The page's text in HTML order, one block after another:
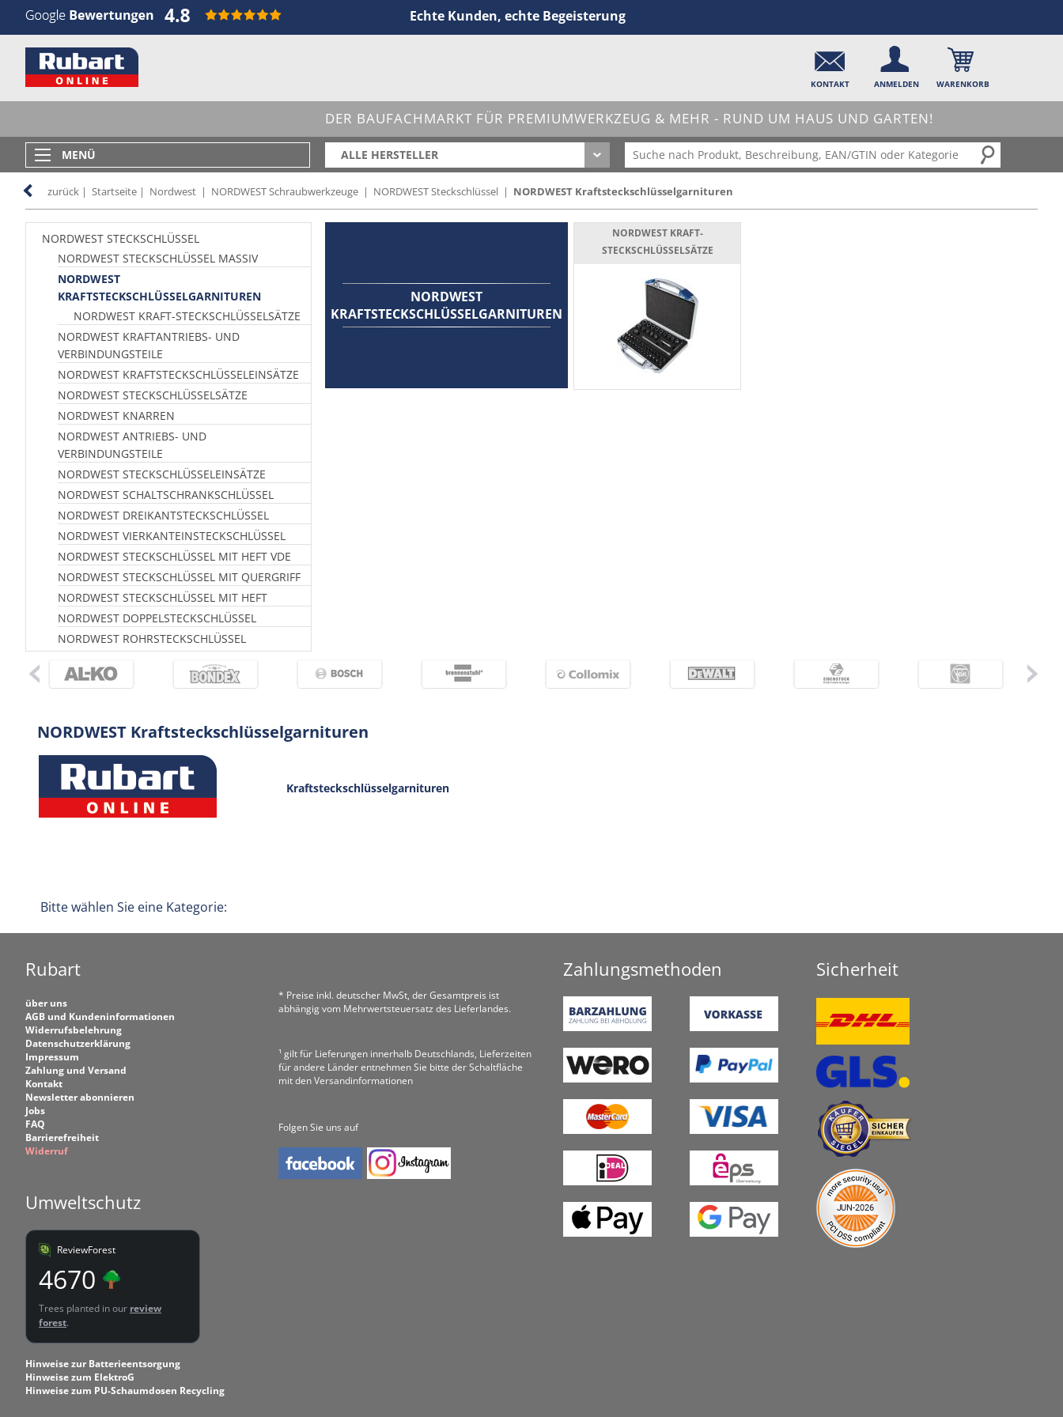
Echte Kunden, echte Begeisterung
KONTAKT ANMELDEN WARENKORB
DER BAUFACHMARKT FÜR PREMIUMWERKZEUG & MEHR - RUND UM HAUS UND GARTEN!
MENÜ ALLE HERSTELLER
zurück | Startseite | Nordwest | NORDWEST Schraubwerkzeuge | NORDWEST Steckschlüssel | NORDWEST Kraftsteckschlüsselgarnituren
NORDWEST STECKSCHLÜSSEL
NORDWEST STECKSCHLÜSSEL MASSIV
NORDWEST
KRAFTSTECKSCHLÜSSELGARNITUREN
NORDWEST KRAFT-STECKSCHLÜSSELSÄTZE
NORDWEST KRAFTANTRIEBS- UND
VERBINDUNGSTEILE
NORDWEST KRAFTSTECKSCHLÜSSELEINSÄTZE
NORDWEST STECKSCHLÜSSELSÄTZE
NORDWEST KNARREN
NORDWEST ANTRIEBS- UND
VERBINDUNGSTEILE
NORDWEST STECKSCHLÜSSELEINSÄTZE
NORDWEST SCHALTSCHRANKSCHLÜSSEL
NORDWEST DREIKANTSTECKSCHLÜSSEL
NORDWEST VIERKANTEINSTECKSCHLÜSSEL
NORDWEST STECKSCHLÜSSEL MIT HEFT VDE
NORDWEST STECKSCHLÜSSEL MIT QUERGRIFF
NORDWEST STECKSCHLÜSSEL MIT HEFT
NORDWEST DOPPELSTECKSCHLÜSSEL
NORDWEST ROHRSTECKSCHLÜSSEL
NORDWEST
KRAFTSTECKSCHLÜSSELGARNITUREN
NORDWEST KRAFT-
STECKSCHLÜSSELSÄTZE
NORDWEST Kraftsteckschlüsselgarnituren
Kraftsteckschlüsselgarnituren
Bitte wählen Sie eine Kategorie:
Rubart
über uns
AGB und Kundeninformationen
Widerrufsbelehrung
Datenschutzerklärung
Impressum
Zahlung und Versand
Kontakt
Newsletter abonnieren
Jobs
FAQ
Barrierefreiheit
Widerruf
Umweltschutz
ReviewForest
4670
Trees planted in our review
forest.
Hinweise zur Batterieentsorgung
Hinweise zum ElektroG
Hinweise zum PU-Schaumdosen Recycling
* Preise inkl. deutscher MwSt, der Gesamtpreis ist
abhängig vom Mehrwertsteuersatz des Lieferlandes.
¹ gilt für Lieferungen innerhalb Deutschlands, Lieferzeiten
für andere Länder entnehmen Sie bitte der Schaltfläche
mit den Versandinformationen
Folgen Sie uns auf
Zahlungsmethoden Sicherheit